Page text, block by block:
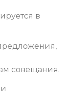
в
совещания.